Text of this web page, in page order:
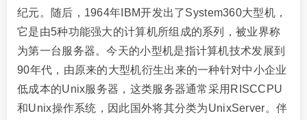
纪元。随后，1964年IBM开发出了System360大型机，
它是由5种功能强大的计算机所组成的系列，被业界称
为第一台服务器。今天的小型机是指计算机技术发展到
90年代，由原来的大型机衍生出来的一种针对中小企业
低成本的Unix服务器，这类服务器通常采用RISCCPU
和Unix操作系统，因此国外将其分类为UnixServer。伴